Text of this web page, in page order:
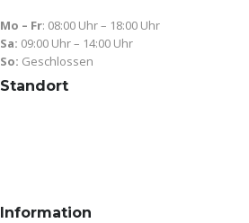
Mo – Fr: 08:00 Uhr – 18:00 Uhr
Sa: 09:00 Uhr – 14:00 Uhr
So: Geschlossen
Standort
Information